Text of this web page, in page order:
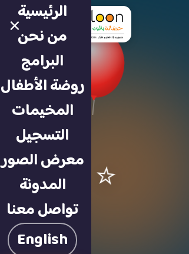
×الرئيسية
من نحن
البرامج
روضة الأطفال
المخيمات
التسجيل
معرض الصور
المدونة
تواصل معنا
English
⭐